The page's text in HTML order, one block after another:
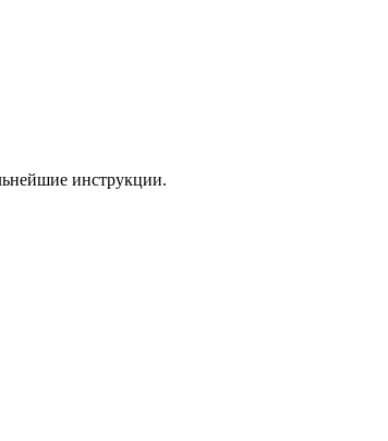
инструкции.